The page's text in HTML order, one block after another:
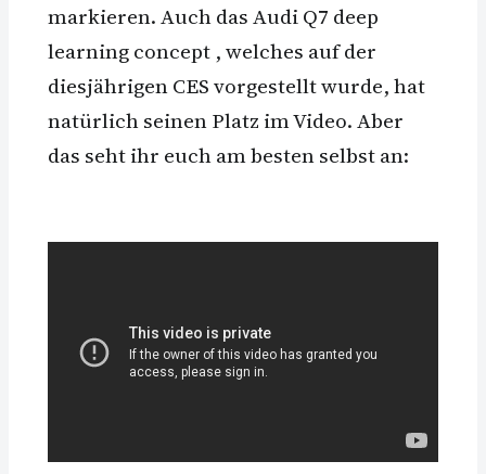
markieren. Auch das Audi Q7 deep
learning concept , welches auf der
diesjährigen CES vorgestellt wurde, hat
natürlich seinen Platz im Video. Aber
das seht ihr euch am besten selbst an: